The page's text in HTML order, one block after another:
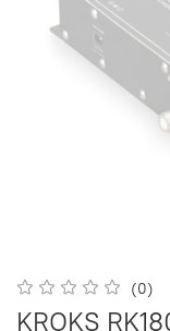
(0)
KROKS